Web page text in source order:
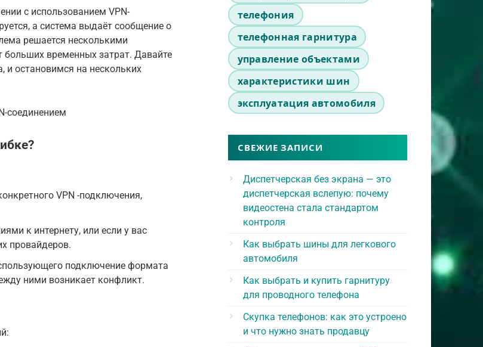
с использованием VPN-
а система выдаёт сообщение о
решается несколькими
больших временных затрат. Давайте
и остановимся на нескольких
соединением
VPN -подключения,
к интернету, или если у вас
провайдеров.
подключение формата
ними возникает конфликт.
телефония
телефонная гарнитура
управление объектами
характеристики шин
эксплуатация автомобиля
СВЕЖИЕ ЗАПИСИ
Диспетчерская без экрана — это
диспетчерская вслепую: почему
видеостена стала стандартом
контроля
Как выбрать шины для легкового
автомобиля
Как выбрать и купить гарнитуру
для проводного телефона
Скупка телефонов: как это устроено
и что нужно знать продавцу